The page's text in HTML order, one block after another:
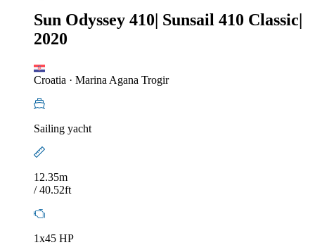
Sun Odyssey 410| Sunsail 410 Classic|
2020
Croatia · Marina Agana Trogir
Sailing yacht
12.35m
/ 40.52ft
1x45 HP